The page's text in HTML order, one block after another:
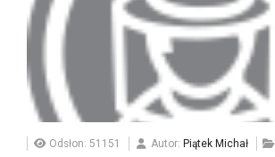
Odsłon: 51151 Autor: Piątek Michał